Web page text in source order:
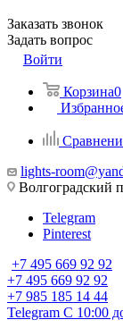
Заказать звонок
Задать вопрос
Войти
Корзина0
lights-
Волгоградский
Telegram
Pinterest
+7 495 669 92 92
+7 495 669 92 92
+7 985 185 14 44
Telegram С 10:00